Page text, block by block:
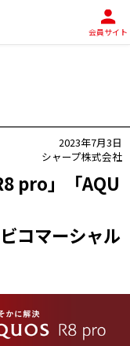
会員サイト
2023年7月3日
シャープ株式会社
pro」「AQU
コマーシャル